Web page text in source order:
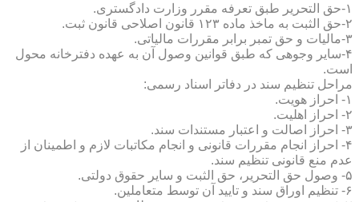
۱-حق التحریر طبق تعرفه مقرر وزارت دادگستری.
۲-حق الثبت به ماخذ ماده ۱۲۳ قانون اصلاحی قانون ثبت.
۳-مالیات و حق تمبر برابر مقررات مالیاتی.
۴-سایر وجوهی که طبق قوانین وصول آن به عهده دفترخانه محول
است.
مراحل تنظیم سند در دفاتر اسناد رسمی:
۱- احراز هویت.
۲- احراز اهلیت.
۳- احراز اصالت و اعتبار مستندات سند.
۴- احراز انجام مقررات قانونی و انجام مکاتبات لازم و اطمینان از
عدم منع قانونی تنظیم سند.
۵- وصول حق التحریر، حق الثبت و سایر حقوق دولتی.
۶- تنظیم اوراق سند و تایید آن توسط متعاملین.